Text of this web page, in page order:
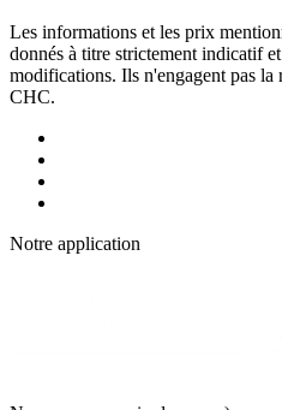
Les informations et les prix
donnés à titre strictement indicatif
modifications. Ils n'engagent pas la
CHC.
Notre application